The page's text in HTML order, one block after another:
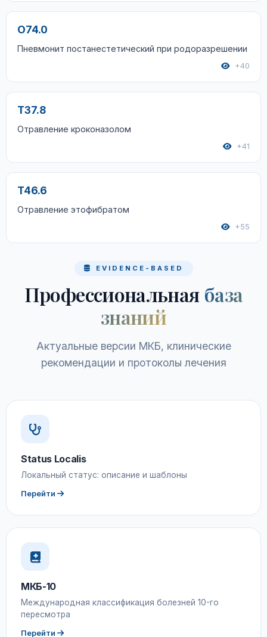
O74.0
Пневмонит постанестетический при родоразрешении
+40
T37.8
Отравление кроконазолом
+41
T46.6
Отравление этофибратом
+55
EVIDENCE-BASED
Профессиональная база
знаний
Актуальные версии МКБ, клинические
рекомендации и протоколы лечения
Status Localis
Локальный статус: описание и шаблоны
Перейти
МКБ-10
Международная классификация болезней 10-го
пересмотра
Перейти